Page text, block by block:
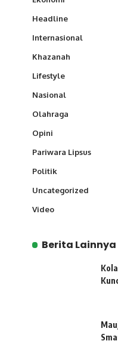
Headline
Internasional
Khazanah
Lifestyle
Nasional
Olahraga
Opini
Pariwara Lipsus
Politik
Uncategorized
Video
Berita Lainnya